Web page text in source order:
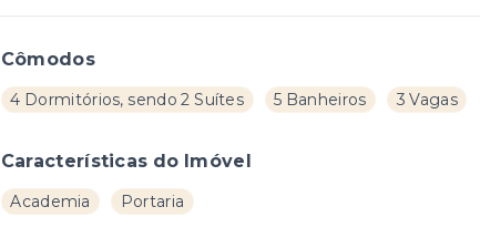
Cômodos
4 Dormitórios, sendo 2 Suítes 5 Banheiros 3 Vagas
Características do Imóvel
Academia Portaria